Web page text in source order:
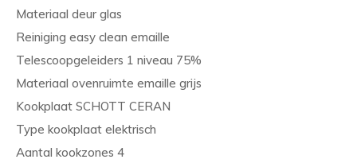
Materiaal deur glas
Reiniging easy clean emaille
Telescoopgeleiders 1 niveau 75%
Materiaal ovenruimte emaille grijs
Kookplaat SCHOTT CERAN
Type kookplaat elektrisch
Aantal kookzones 4